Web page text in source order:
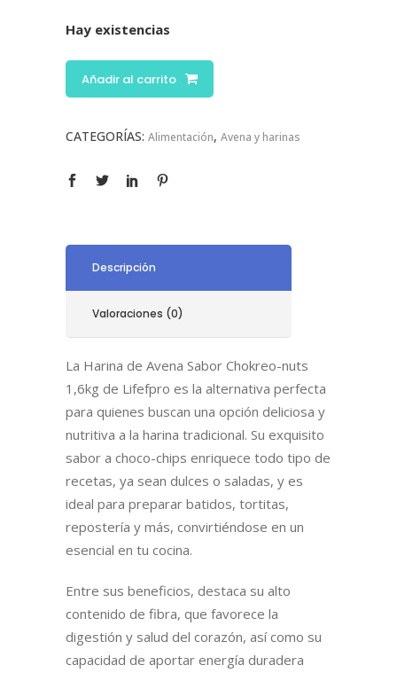
Hay existencias
Añadir al carrito
CATEGORÍAS: Alimentación, Avena y harinas
Descripción
Valoraciones (0)
La Harina de Avena Sabor Chokreo-nuts
1,6kg de Lifefpro es la alternativa perfecta
para quienes buscan una opción deliciosa y
nutritiva a la harina tradicional. Su exquisito
sabor a choco-chips enriquece todo tipo de
recetas, ya sean dulces o saladas, y es
ideal para preparar batidos, tortitas,
repostería y más, convirtiéndose en un
esencial en tu cocina.
Entre sus beneficios, destaca su alto
contenido de fibra, que favorece la
digestión y salud del corazón, así como su
capacidad de aportar energía duradera